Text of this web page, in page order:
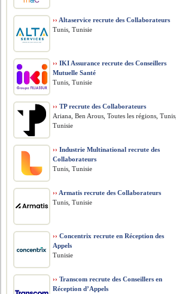
›› Altaservice recrute des Collaborateurs
Tunis, Tunisie
›› IKI Assurance recrute des Conseillers
Mutuelle Santé
Tunis, Tunisie
›› TP recrute des Collaborateurs
Ariana, Ben Arous, Toutes les régions, Tunis,
Tunisie
›› Industrie Multinational recrute des
Collaborateurs
Tunis, Tunisie
›› Armatis recrute des Collaborateurs
Tunis, Tunisie
›› Concentrix recrute en Réception des
Appels
Tunisie
›› Transcom recrute des Conseillers en
Réception d’Appels